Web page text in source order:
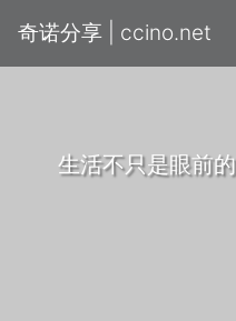
奇诺分享 | ccino.net
生活不只是眼前